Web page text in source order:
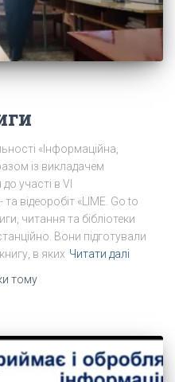
«Інформаційна,
із викладачем
участі в VI
відеоробіт «LIME. Go to
читання та бібліотеки
Вони підготували
в яких Читати далі
тому